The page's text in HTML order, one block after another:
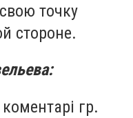
точку
стороне.
гр.